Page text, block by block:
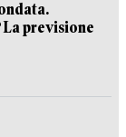
La previsione